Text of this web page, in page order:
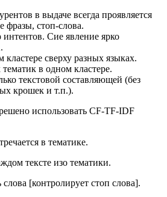
в выдаче всегда проявляется
фразы, стоп-слова.
интентов. Сие явление ярко
сверху разных языках.
в одном кластере.
текстовой составляющей (без
крошек и т.п.).
использовать CF-TF-IDF
в тематике.
тексте изо тематики.
[контролирует стоп слова].